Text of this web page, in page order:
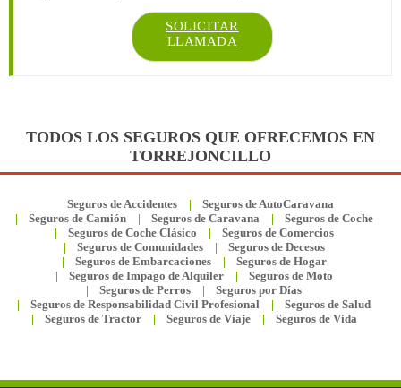
SOLICITAR
LLAMADA
TODOS LOS SEGUROS QUE OFRECEMOS EN
TORREJONCILLO
Seguros de Accidentes
Seguros de AutoCaravana
Seguros de Camión
Seguros de Caravana
Seguros de Coche
Seguros de Coche Clásico
Seguros de Comercios
Seguros de Comunidades
Seguros de Decesos
Seguros de Embarcaciones
Seguros de Hogar
Seguros de Impago de Alquiler
Seguros de Moto
Seguros de Perros
Seguros por Días
Seguros de Responsabilidad Civil Profesional
Seguros de Salud
Seguros de Tractor
Seguros de Viaje Seguros de Vida